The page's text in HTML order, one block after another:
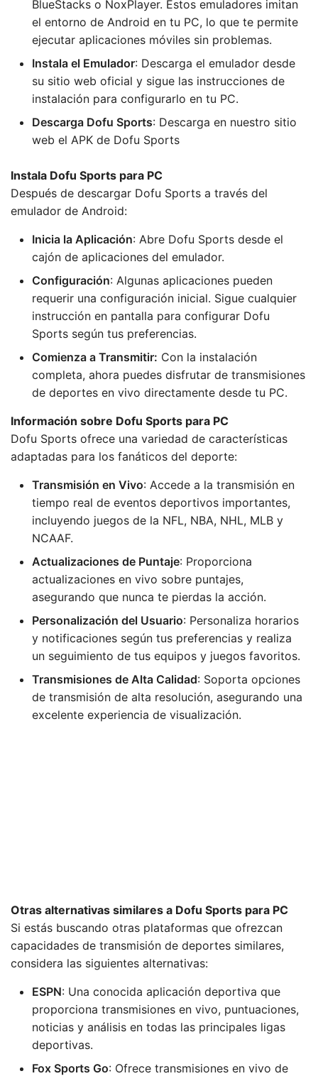
BlueStacks o NoxPlayer. Estos emuladores imitan
el entorno de Android en tu PC, lo que te permite
ejecutar aplicaciones móviles sin problemas.
Instala el Emulador: Descarga el emulador desde
su sitio web oficial y sigue las instrucciones de
instalación para configurarlo en tu PC.
Descarga Dofu Sports: Descarga en nuestro sitio
web el APK de Dofu Sports
Instala Dofu Sports para PC
Después de descargar Dofu Sports a través del
emulador de Android:
Inicia la Aplicación: Abre Dofu Sports desde el
cajón de aplicaciones del emulador.
Configuración: Algunas aplicaciones pueden
requerir una configuración inicial. Sigue cualquier
instrucción en pantalla para configurar Dofu
Sports según tus preferencias.
Comienza a Transmitir: Con la instalación
completa, ahora puedes disfrutar de transmisiones
de deportes en vivo directamente desde tu PC.
Información sobre Dofu Sports para PC
Dofu Sports ofrece una variedad de características
adaptadas para los fanáticos del deporte:
Transmisión en Vivo: Accede a la transmisión en
tiempo real de eventos deportivos importantes,
incluyendo juegos de la NFL, NBA, NHL, MLB y
NCAAF.
Actualizaciones de Puntaje: Proporciona
actualizaciones en vivo sobre puntajes,
asegurando que nunca te pierdas la acción.
Personalización del Usuario: Personaliza horarios
y notificaciones según tus preferencias y realiza
un seguimiento de tus equipos y juegos favoritos.
Transmisiones de Alta Calidad: Soporta opciones
de transmisión de alta resolución, asegurando una
excelente experiencia de visualización.
Otras alternativas similares a Dofu Sports para PC
Si estás buscando otras plataformas que ofrezcan
capacidades de transmisión de deportes similares,
considera las siguientes alternativas:
ESPN: Una conocida aplicación deportiva que
proporciona transmisiones en vivo, puntuaciones,
noticias y análisis en todas las principales ligas
deportivas.
Fox Sports Go: Ofrece transmisiones en vivo de